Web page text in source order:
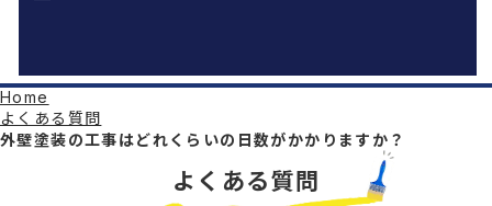
Home
よくある質問
外壁塗装の工事はどれくらいの日数がかかりますか？
よくある質問